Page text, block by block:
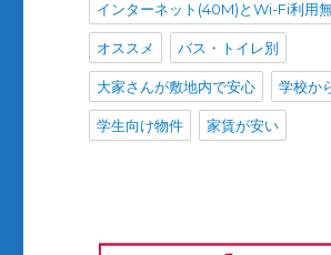
インターネット(40M)とWi-Fi利用
オススメ バス・トイレ別
大家さんが敷地内で安心 学校か
学生向け物件 家賃が安い